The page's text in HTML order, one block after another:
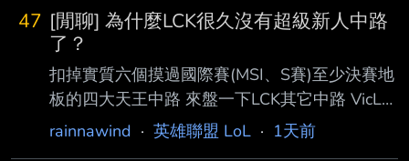
47 [閒聊] 為什麼LCK很久沒有超級新人中路
了？
扣掉實質六個摸過國際賽(MSI、S賽)至少決賽地
板的四大天王中路 來盤一下LCK其它中路 VicLa
KT S10出道，一二隊起伏之後流浪去美洲、中
rainnawind · 英雄聯盟 LoL · 1天前